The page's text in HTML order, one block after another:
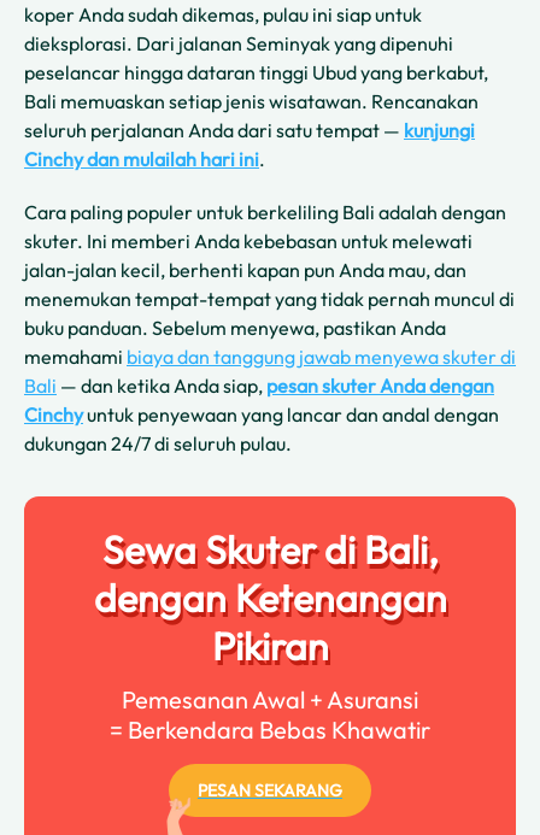
koper Anda sudah dikemas, pulau ini siap untuk
dieksplorasi. Dari jalanan Seminyak yang dipenuhi
peselancar hingga dataran tinggi Ubud yang berkabut,
Bali memuaskan setiap jenis wisatawan. Rencanakan
seluruh perjalanan Anda dari satu tempat — kunjungi
Cinchy dan mulailah hari ini.
Cara paling populer untuk berkeliling Bali adalah dengan
skuter. Ini memberi Anda kebebasan untuk melewati
jalan-jalan kecil, berhenti kapan pun Anda mau, dan
menemukan tempat-tempat yang tidak pernah muncul di
buku panduan. Sebelum menyewa, pastikan Anda
memahami biaya dan tanggung jawab menyewa skuter di
Bali — dan ketika Anda siap, pesan skuter Anda dengan
Cinchyuntuk penyewaan yang lancar dan andal dengan
dukungan 24/7 di seluruh pulau.
Sewa Skuter di Bali,
dengan Ketenangan
Pikiran
Pemesanan Awal + Asuransi
= Berkendara Bebas Khawatir
PESAN SEKARANG